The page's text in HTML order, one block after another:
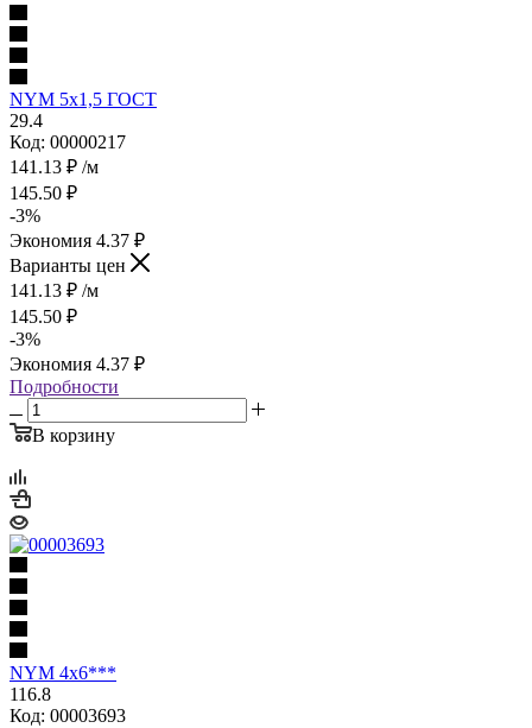
NYM 5х1,5 ГОСТ
29.4
Код: 00000217
141.13 ₽ /м
145.50 ₽
-3%
Экономия 4.37 ₽
Варианты цен
141.13 ₽ /м
145.50 ₽
-3%
Экономия 4.37 ₽
Подробности
В корзину
NYM 4х6***
116.8
Код: 00003693